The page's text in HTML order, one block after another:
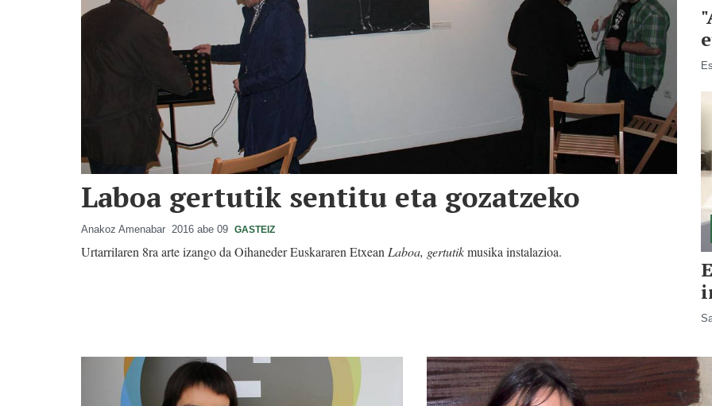
Laboa gertutik sentitu eta gozatzeko
Anakoz Amenabar 2016 abe 09 GASTEIZ
Urtarrilaren 8ra arte izango da Oihaneder Euskararen Etxean Laboa, gertutikmusika instalazioa.